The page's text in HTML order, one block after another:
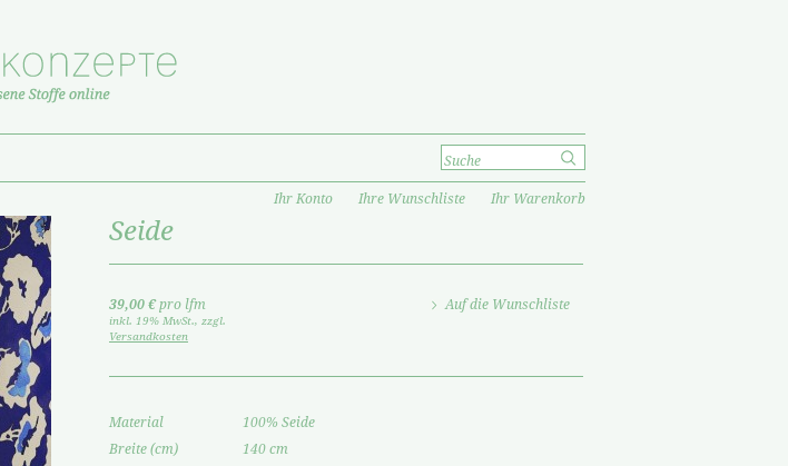
Ihr Konto Ihre Wunschliste Ihr Warenkorb
Seide
Auf die Wunschliste
39,00 €pro lfm
inkl. 19% MwSt., zzgl.
Versandkosten
Material
100% Seide
Breite (cm)
140 cm